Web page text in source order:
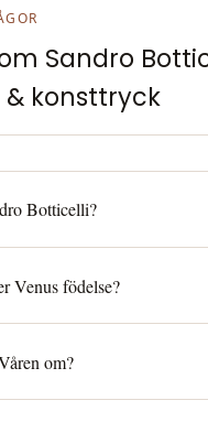
Sandro
& konsttryck
Botticelli?
Venus födelse?
om?